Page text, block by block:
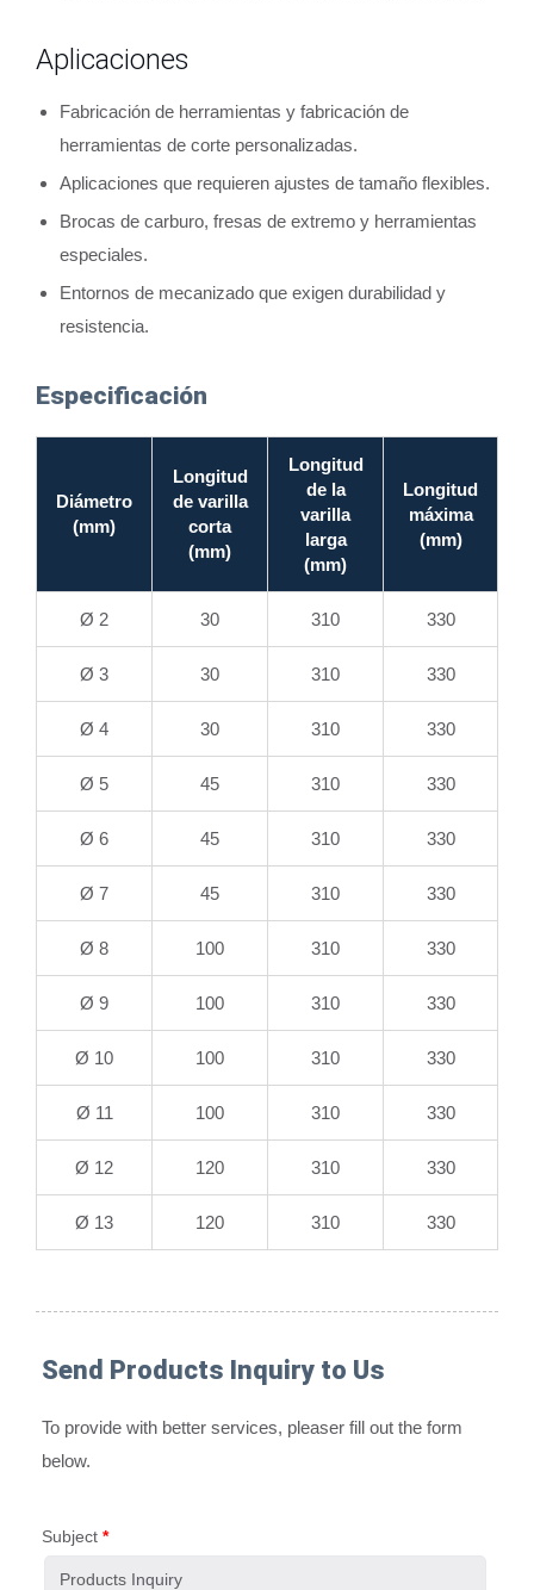
Aplicaciones
Fabricación de herramientas y fabricación de
herramientas de corte personalizadas.
Aplicaciones que requieren ajustes de tamaño flexibles.
Brocas de carburo, fresas de extremo y herramientas
especiales.
Entornos de mecanizado que exigen durabilidad y
resistencia.
Especificación
Diámetro
(mm)
Longitud
de varilla
corta
(mm)
Longitud
de la
varilla
larga
(mm)
Longitud
máxima
(mm)
Ø 2 30 310 330
Ø 3 30 310 330
Ø 4 30 310 330
Ø 5 45 310 330
Ø 6 45 310 330
Ø 7 45 310 330
Ø 8 100 310 330
Ø 9 100 310 330
Ø 10 100 310 330
Ø 11 100 310 330
Ø 12 120 310 330
Ø 13 120 310 330